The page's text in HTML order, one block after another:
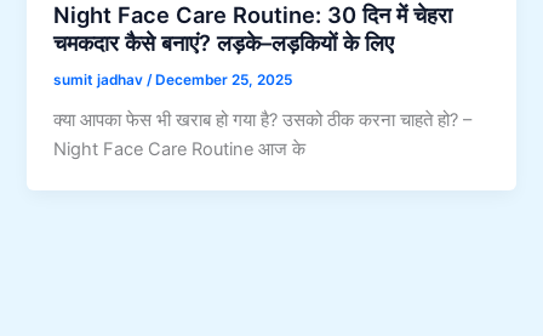
Night Face Care Routine: 30 दिन में चेहरा
चमकदार कैसे बनाएं? लड़के–लड़कियों के लिए
sumit jadhav/ December 25, 2025
क्या आपका फेस भी खराब हो गया है? उसको ठीक करना चाहते हो? –
Night Face Care Routine आज के